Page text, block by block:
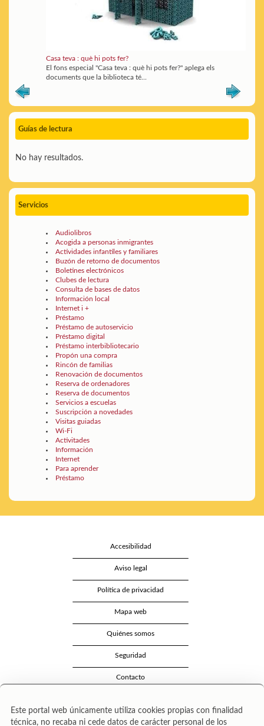
Casa teva : què hi pots fer?
El fons especial "Casa teva : què hi pots fer?" aplega els
documents que la biblioteca té...
Guías de lectura
No hay resultados.
Servicios
Audiolibros
Acogida a personas inmigrantes
Actividades infantiles y familiares
Buzón de retorno de documentos
Boletines electrónicos
Clubes de lectura
Consulta de bases de datos
Información local
Internet i +
Préstamo
Préstamo de autoservicio
Préstamo digital
Préstamo interbibliotecario
Propón una compra
Rincón de familias
Renovación de documentos
Reserva de ordenadores
Reserva de documentos
Servicios a escuelas
Suscripción a novedades
Visitas guiadas
Wi-Fi
Activitades
Información
Internet
Para aprender
Préstamo
Accesibilidad
Aviso legal
Política de privacidad
Mapa web
Quiénes somos
Seguridad
Contacto
Este portal web únicamente utiliza cookies propias con finalidad
técnica, no recaba ni cede datos de carácter personal de los